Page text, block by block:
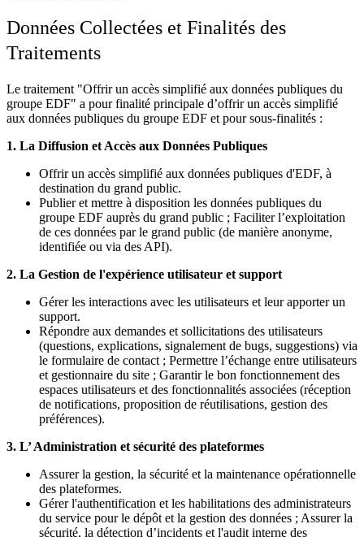
Données Collectées et Finalités des
Traitements
Le traitement "Offrir un accès simplifié aux données publiques du
groupe EDF" a pour finalité principale d’offrir un accès simplifié
aux données publiques du groupe EDF et pour sous-finalités :
1. La Diffusion et Accès aux Données Publiques
Offrir un accès simplifié aux données publiques d'EDF, à
destination du grand public.
Publier et mettre à disposition les données publiques du
groupe EDF auprès du grand public ; Faciliter l’exploitation
de ces données par le grand public (de manière anonyme,
identifiée ou via des API).
2. La Gestion de l'expérience utilisateur et support
Gérer les interactions avec les utilisateurs et leur apporter un
support.
Répondre aux demandes et sollicitations des utilisateurs
(questions, explications, signalement de bugs, suggestions) via
le formulaire de contact ; Permettre l’échange entre utilisateurs
et gestionnaire du site ; Garantir le bon fonctionnement des
espaces utilisateurs et des fonctionnalités associées (réception
de notifications, proposition de réutilisations, gestion des
préférences).
3. L’ Administration et sécurité des plateformes
Assurer la gestion, la sécurité et la maintenance opérationnelle
des plateformes.
Gérer l'authentification et les habilitations des administrateurs
du service pour le dépôt et la gestion des données ; Assurer la
sécurité, la détection d’incidents et l'audit interne des